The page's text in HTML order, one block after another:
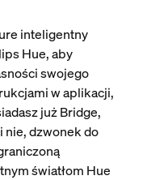
inteligentny
Hue, aby
swojego
w aplikacji,
już Bridge,
nie, dzwonek do
światłom Hue